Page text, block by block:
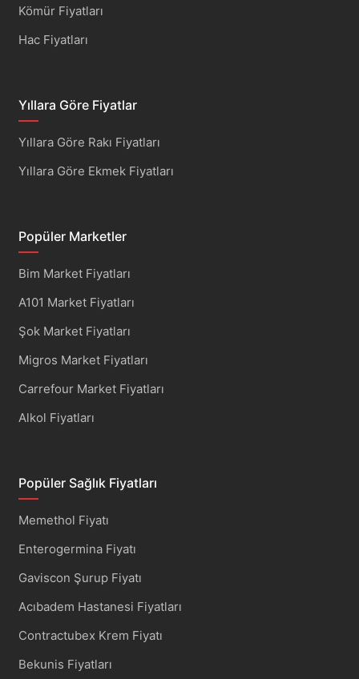
Kömür Fiyatları
Hac Fiyatları
Yıllara Göre Fiyatlar
Yıllara Göre Rakı Fiyatları
Yıllara Göre Ekmek Fiyatları
Popüler Marketler
Bim Market Fiyatları
A101 Market Fiyatları
Şok Market Fiyatları
Migros Market Fiyatları
Carrefour Market Fiyatları
Alkol Fiyatları
Popüler Sağlık Fiyatları
Memethol Fiyatı
Enterogermina Fiyatı
Gaviscon Şurup Fiyatı
Acıbadem Hastanesi Fiyatları
Contractubex Krem Fiyatı
Bekunis Fiyatları